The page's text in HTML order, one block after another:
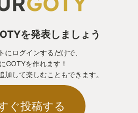
を発表しましょう
にログインするだけで、
GOTYを作れます！
加して楽しむこともできます。
ぐ投稿する